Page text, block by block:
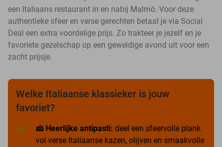
een Italiaans restaurant in en nabij Malmö. Voor deze
authentieke sfeer en verse gerechten betaal je via Social
Deal een extra voordelige prijs. Zo trakteer je jezelf en je
favoriete gezelschap op een geweldige avond uit voor een
zacht prijsje.
Welke Italiaanse klassieker is jouw
favoriet?
🧀 Heerlijke antipasti: deel een sfeervolle plank
vol verse Italiaanse kazen, olijven en smaakvolle